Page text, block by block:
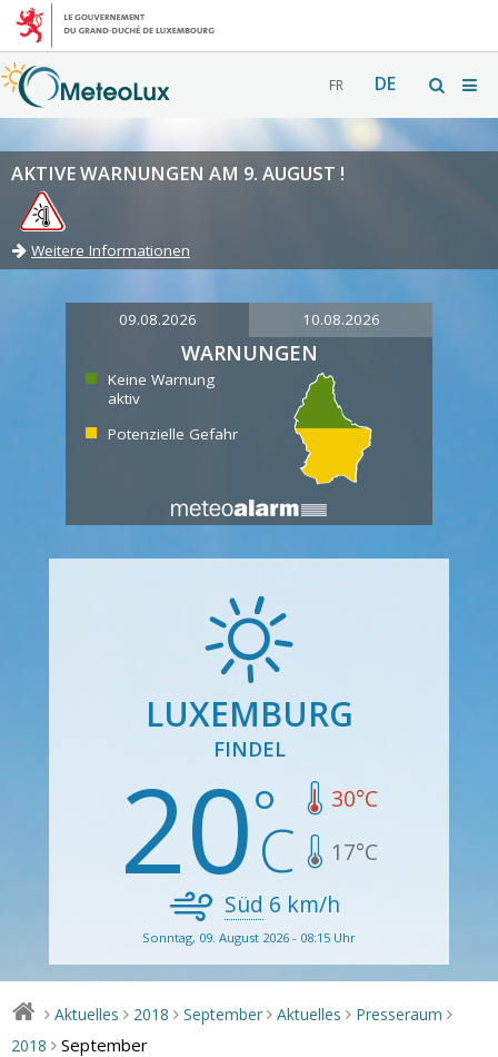
FR DE
AKTIVE WARNUNGEN AM 9. AUGUST !
Weitere Informationen
09.08.2026 10.08.2026
WARNUNGEN
Keine Warnung
aktiv
Potenzielle Gefahr
LUXEMBURG
FINDEL
20 30°C
17°C
Süd 6 km/h
Sonntag, 09. August 2026 - 08:15 Uhr
> Aktuelles > 2018 > September > Aktuelles > Presseraum >
2018 > September